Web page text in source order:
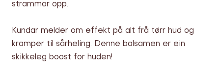
strammar opp.
Kundar melder om effekt på alt frå tørr hud og
kramper til sårheling. Denne balsamen er ein
skikkeleg boost for huden!